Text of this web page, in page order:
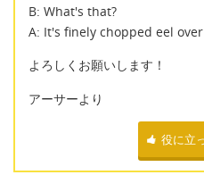
B: What's that?
A: It's finely chopped eel
よろしくお願いします！
アーサーより
役に立